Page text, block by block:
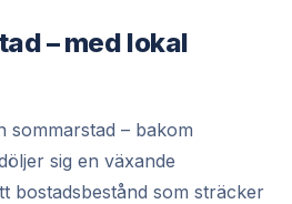
– med lokal
sommarstad – bakom
sig en växande
bostadsbestånd som sträcker